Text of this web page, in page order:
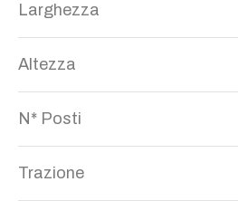
Larghezza
Altezza
N* Posti
Trazione